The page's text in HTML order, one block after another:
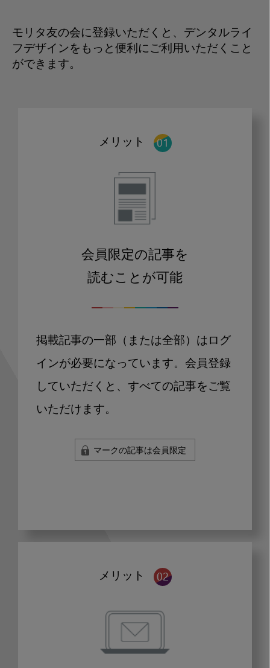
モリタ友の会に登録いただくと、デンタルライ
フデザインをもっと便利にご利用いただくこと
ができます。
メリット
会員限定の記事を
読むことが可能
掲載記事の一部（または全部）はログ
インが必要になっています。会員登録
していただくと、すべての記事をご覧
いただけます。
マークの記事は会員限定
メリット